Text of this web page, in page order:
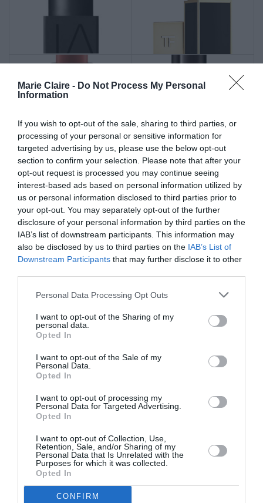
Marie Claire - Do Not Process My Personal
Information
If you wish to opt-out of the sale, sharing to third parties, or
processing of your personal or sensitive information for
targeted advertising by us, please use the below opt-out
section to confirm your selection. Please note that after your
opt-out request is processed you may continue seeing
interest-based ads based on personal information utilized by
us or personal information disclosed to third parties prior to
your opt-out. You may separately opt-out of the further
disclosure of your personal information by third parties on the
IAB’s list of downstream participants. This information may
also be disclosed by us to third parties on the IAB’s List of
Downstream Participants that may further disclose it to other
Personal Data Processing Opt Outs
I want to opt-out of the Sharing of my
personal data.
Opted In
I want to opt-out of the Sale of my
Personal Data.
Opted In
I want to opt-out of processing my
Personal Data for Targeted Advertising.
Opted In
I want to opt-out of Collection, Use,
Retention, Sale, and/or Sharing of my
Personal Data that Is Unrelated with the
Purposes for which it was collected.
Opted In
CONFIRM
ADVERTISEMENT - CONTINUE READING BELOW
RELATED STORY